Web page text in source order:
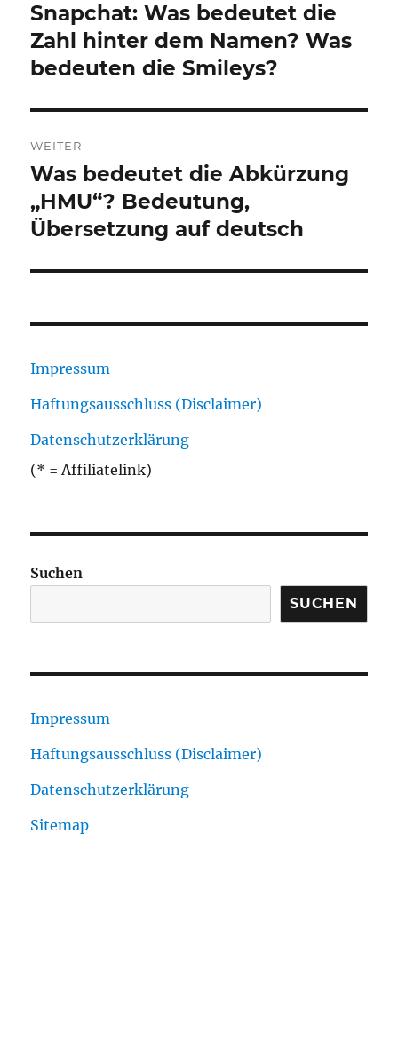
Vorheriger
Beitrag:
Snapchat: Was bedeutet die
Zahl hinter dem Namen? Was
bedeuten die Smileys?
WEITER
Nächster
Beitrag:
Was bedeutet die Abkürzung
„HMU“? Bedeutung,
Übersetzung auf deutsch
Impressum
Haftungsausschluss (Disclaimer)
Datenschutzerklärung
(* = Affiliatelink)
Suchen
SUCHEN
Impressum
Haftungsausschluss (Disclaimer)
Datenschutzerklärung
Sitemap